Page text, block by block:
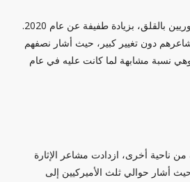
بالقلق، بزيادة طفيفة عن عام 2020.
دون تغيير كبير، حيث أشار نصفهم
نسبة مشابهة لما كانت عليه في عام
من ناحية أخرى، ازدادت مشاعر الإثارة
حيث أشار حوالي ثلث الأميركيين إلى